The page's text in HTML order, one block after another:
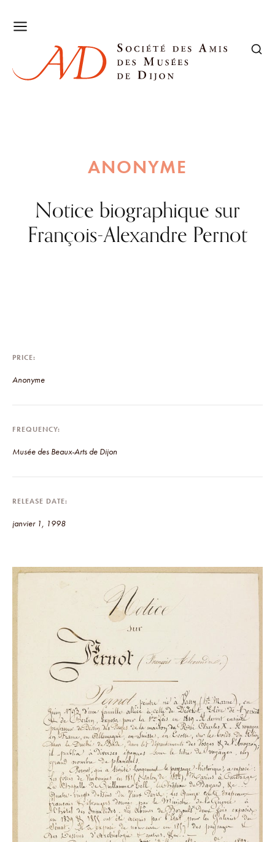
ANONYME
Notice biographique sur
François-Alexandre Pernot
PRICE
Anonyme
FREQUENCY
Musée des Beaux-Arts de Dijon
RELEASE DATE
janvier 1, 1998